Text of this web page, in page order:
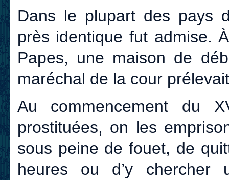
Dans le plupart des pays
près identique fut admise.
Papes, une maison de
maréchal de la cour
Au commencement du
prostituées, on les
sous peine de fouet, de
heures ou d’y chercher